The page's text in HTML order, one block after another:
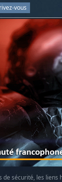
vous
de sécurité, les